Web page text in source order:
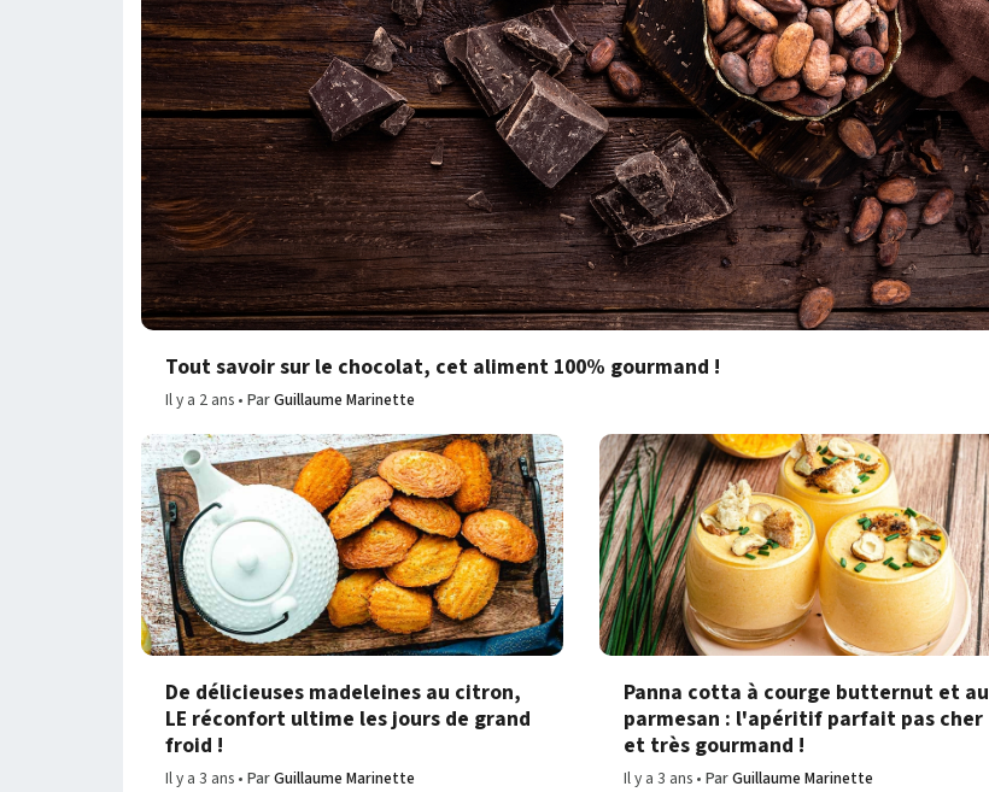
Tout savoir sur le chocolat, cet aliment 100% gourmand !
Il y a 2 ans ParGuillaume Marinette
De délicieuses madeleines au citron,
LE réconfort ultime les jours de grand
froid !
Il y a 3 ans ParGuillaume Marinette
Panna cotta à courge butternut et au
parmesan : l'apéritif parfait pas cher
et très gourmand !
Il y a 3 ans ParGuillaume Marinette